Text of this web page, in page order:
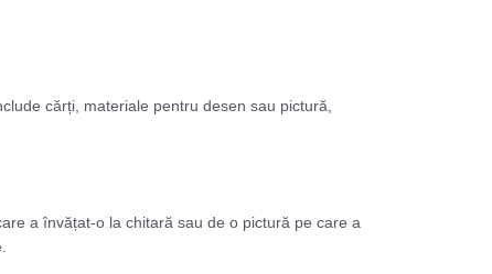
cărți, materiale pentru desen sau pictură,
a învățat-o la chitară sau de o pictură pe care a